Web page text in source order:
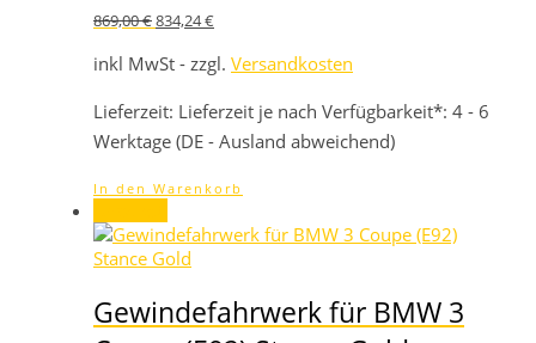
869,00€ Ursprünglicher
war:
869,00 €
834,24€Aktueller
ist:
834,24 €.
inkl MwSt - zzgl. Versandkosten
Lieferzeit: Lieferzeit je nach Verfügbarkeit*: 4 - 6
Werktage (DE - Ausland abweichend)
In den Warenkorb
Gewindefahrwerk für BMW 3